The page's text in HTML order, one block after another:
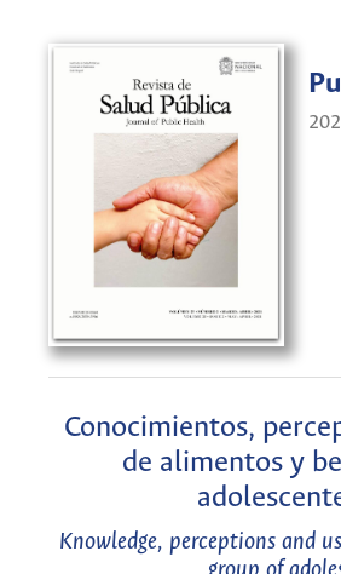
Conocimientos,
de alimentos y
Knowledge, perceptions and